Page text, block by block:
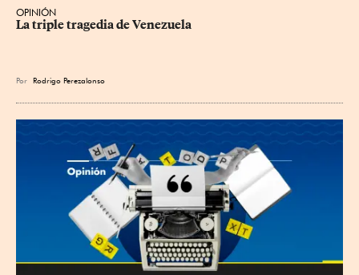
OPINIÓN
La triple tragedia de Venezuela
Por Rodrigo Perezalonso